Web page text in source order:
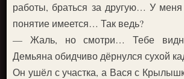
работы, браться за другую… У
понятие имеется… Так ведь?
— Жаль, но смотри… Тебе
Демьяна обидчиво дёрнулся сухой
Он ушёл с участка, а Вася с